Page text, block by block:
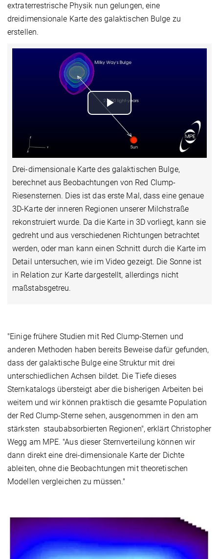
extraterrestrische Physik nun gelungen, eine
dreidimensionale Karte des galaktischen Bulge zu
erstellen.
Play
Video
Drei-dimensionale Karte des galaktischen Bulge,
berechnet aus Beobachtungen von Red Clump-
Riesensternen. Dies ist das erste Mal, dass eine genaue
3D-Karte der inneren Regionen unserer Milchstraße
rekonstruiert wurde. Da die Karte in 3D vorliegt, kann sie
gedreht und aus verschiedenen Richtungen betrachtet
werden, oder man kann einen Schnitt durch die Karte im
Detail untersuchen, wie im Video gezeigt. Die Sonne ist
in Relation zur Karte dargestellt, allerdings nicht
maßstabsgetreu.
"Einige frühere Studien mit Red Clump-Sternen und
anderen Methoden haben bereits Beweise dafür gefunden,
dass der galaktische Bulge eine Struktur mit drei
unterschiedlichen Achsen bildet. Die Tiefe dieses
Sternkatalogs übersteigt aber die bisherigen Arbeiten bei
weitem und wir können praktisch die gesamte Population
der Red Clump-Sterne sehen, ausgenommen in den am
stärksten staubabsorbierten Regionen", erklärt Christopher
Wegg am MPE. "Aus dieser Sternverteilung können wir
dann direkt eine drei-dimensionale Karte der Dichte
ableiten, ohne die Beobachtungen mit theoretischen
Modellen vergleichen zu müssen."